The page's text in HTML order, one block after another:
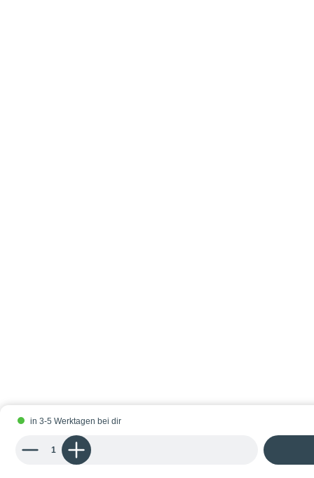
Produkt Anzahl: Gib den gewünschten Wert ein oder benutze die
in 3-5 Werktagen bei dir